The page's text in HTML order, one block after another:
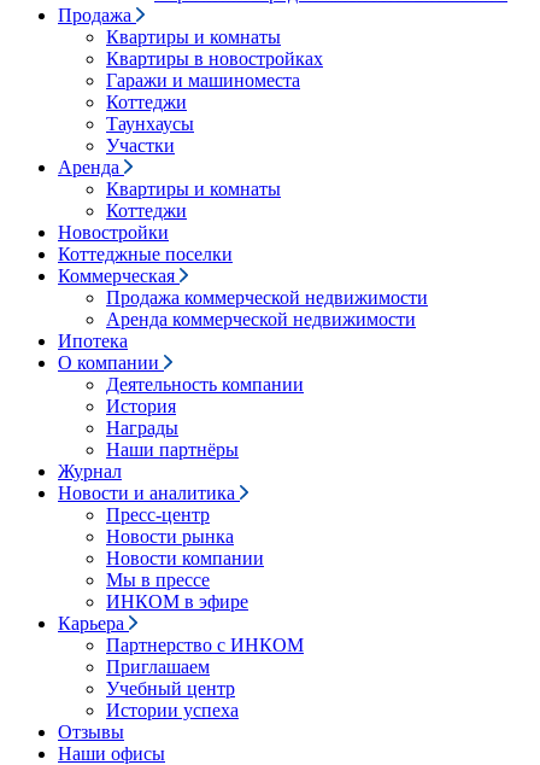
Продажа
Квартиры и комнаты
Квартиры в новостройках
Гаражи и машиноместа
Коттеджи
Таунхаусы
Участки
Аренда
Квартиры и комнаты
Коттеджи
Новостройки
Коттеджные поселки
Коммерческая
Продажа коммерческой недвижимости
Аренда коммерческой недвижимости
Ипотека
О компании
Деятельность компании
История
Награды
Наши партнёры
Журнал
Новости и аналитика
Пресс-центр
Новости рынка
Новости компании
Мы в прессе
ИНКОМ в эфире
Карьера
Партнерство с ИНКОМ
Приглашаем
Учебный центр
Истории успеха
Отзывы
Наши офисы